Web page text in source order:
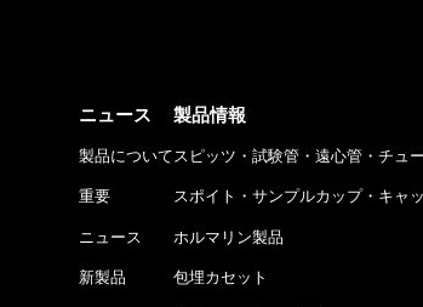
ニュース
製品について
重要
ニュース
新製品
製品情報
スピッツ・試験管・遠心管・チュ
スポイト・サンプルカップ・キャ
ホルマリン製品
包埋カセット